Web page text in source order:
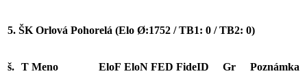
5. ŠK Orlová Pohorelá (Elo Ø:1752 / TB1: 0 / TB2: 0)
š. T Meno EloF EloN FED FideID Gr Poznámka